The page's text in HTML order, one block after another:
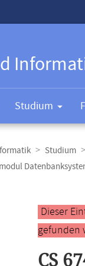
Studium
Studium
Hauptinhalt
Dieser
gefunden
CS